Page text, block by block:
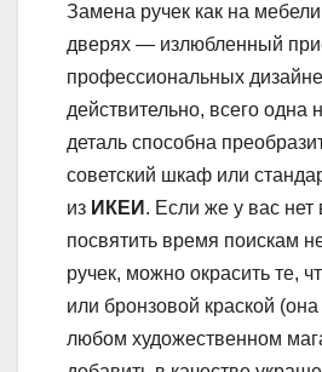
Замена ручек как на
дверях — излюбленный
профессиональных
действительно, всего одна
деталь способна
советский шкаф или
из ИКЕИ . Если же у вас нет
посвятить время поискам
ручек, можно окрасить те,
или бронзовой краской
любом художественном